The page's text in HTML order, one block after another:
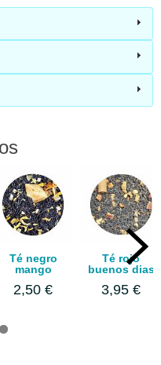
Té negro
mango
2,50 €
Té rojo
buenos dias
3,95 €